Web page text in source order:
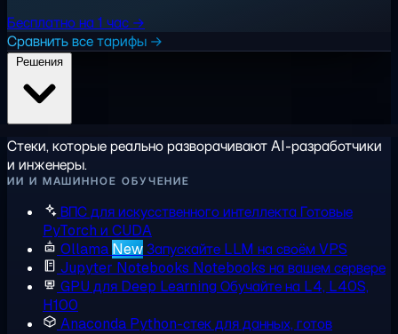
Бесплатно на 1 час →
Сравнить все тарифы →
Стеки, которые реально разворачивают AI-разработчики
и инженеры.
ИИ И МАШИННОЕ ОБУЧЕНИЕ
ВПС для искусственного интеллектаГотовые
PyTorch и CUDA
Ollama NewЗапускайте LLM на своём VPS
Jupyter Notebooks Notebooks на вашем сервере
GPU для Deep Learning Обучайте на L4, L40S,
H100
Anaconda Python-стек для данных, готов